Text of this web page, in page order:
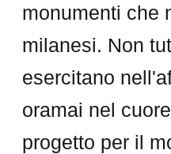
monumenti che
milanesi. Non
esercitano
oramai nel
progetto per il